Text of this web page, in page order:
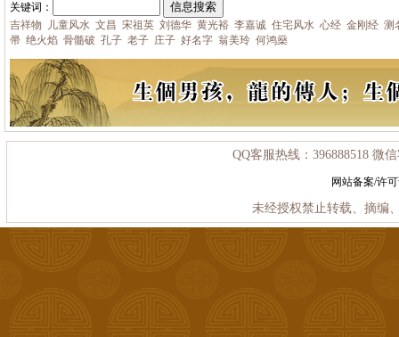
关键词：
吉祥物
儿童风水 文昌 宋祖英 刘德华 黄光裕 李嘉诚 住宅风水 心经 金刚经 测
帚 绝火焰 骨髓破 孔子 老子 庄子 好名字 翁美玲 何鸿燊
QQ客服热线：396888518 微
网站备案/许
未经授权禁止转载、摘编